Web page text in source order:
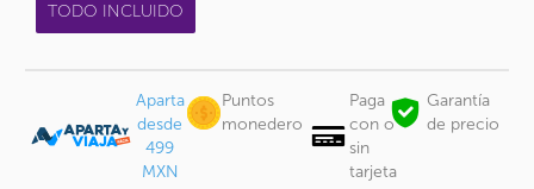
TODO INCLUIDO
Aparta
desde
499
MXN
Puntos
monedero
Paga
con o
sin
tarjeta
Garantía
de precio